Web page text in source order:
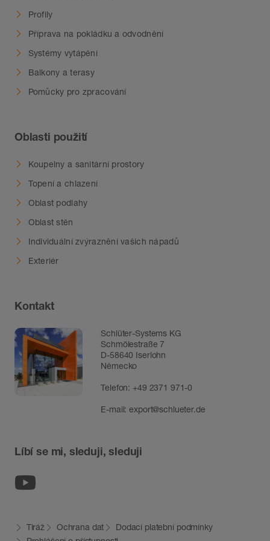
Podrobné pokyny pro zpracování
manuálu Schlüter-BEKOTEC-THERM nebo
u technických pracovníků prodejního
oddělení.
Profily
Příprava na pokládku a odvodnění
Systémy vytápění
Balkony a terasy
Pomůcky pro zpracování
Oblasti použití
Koupelny a sanitární prostory
Topení a chlazení
Oblast podlahy
Oblast stěn
Individuální zvýraznění vašich nápadů
Exteriér
Kontakt
Schlüter-Systems KG
Schmölestraße 7
D-58640 Iserlohn
Německo
Telefon:+49 2371 971-0
E-mail:export@schlueter.de
Líbí se mi, sleduji, sleduji
Tiráž Ochrana dat
Dodací platební podmínky